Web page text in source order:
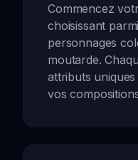
Commencez
choisissant
personnages
moutarde.
attributs
vos